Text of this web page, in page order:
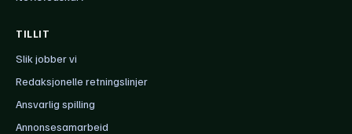
TILLIT
Slik jobber vi
Redaksjonelle retningslinjer
Ansvarlig spilling
Annonsesamarbeid